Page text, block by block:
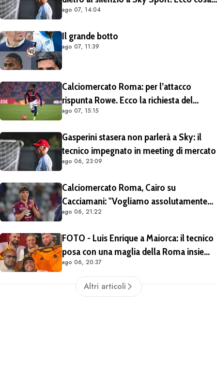
è emerso dal meeting con la proprietà
ago 07, 14:04
Il grande botto
ago 07, 11:39
Calciomercato Roma: per l’attacco
rispunta Rowe. Ecco la richiesta del
Bologna
ago 07, 15:15
Gasperini stasera non parlerà a Sky: il
tecnico impegnato in meeting di mercato
ago 06, 23:09
Calciomercato Roma, Cairo su
Cacciamani: "Vogliamo assolutamente
tenerlo". Distanza tra i club sulla
ago 06, 21:22
FOTO - Luis Enrique a Maiorca: il tecnico
posa con una maglia della Roma insieme
ai tifosi giallorossi
ago 06, 20:37
Altri articoli